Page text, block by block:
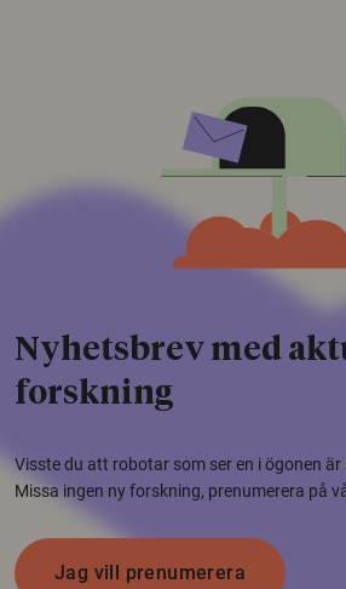
Nyhetsbrev med
forskning
Visste du att robotar som ser en i ögonen
Missa ingen ny forskning, prenumerera på
Jag vill prenumerera